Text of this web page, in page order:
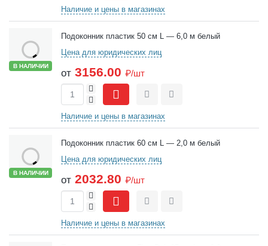
Наличие и цены в магазинах
В НАЛИЧИИ
Подоконник пластик 50 см L — 6,0 м белый
Цена для юридических лиц
от 3156.00 ₽/шт
-
+
СравнитьОтложить
Наличие и цены в магазинах
В НАЛИЧИИ
Подоконник пластик 60 см L — 2,0 м белый
Цена для юридических лиц
от 2032.80 ₽/шт
-
+
СравнитьОтложить
Наличие и цены в магазинах